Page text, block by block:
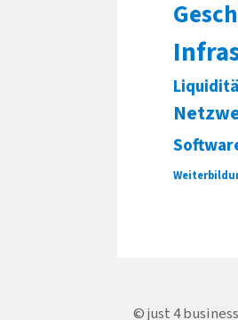
just 4 business